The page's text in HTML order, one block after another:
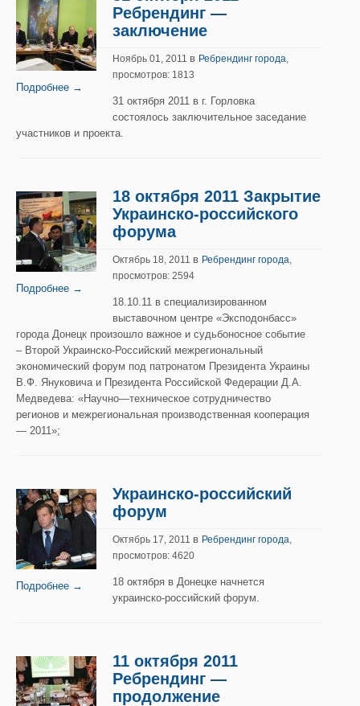
Подробнее →
Ребрендинг —
заключение
Ноябрь 01, 2011 в Ребрендинг города,
просмотров: 1813
31 октября 2011 в г. Горловка
состоялось заключительное заседание
участников и проекта.
Подробнее →
18 октября 2011 Закрытие
Украинско-российского
форума
Октябрь 18, 2011 в Ребрендинг города,
просмотров: 2594
18.10.11 в специализированном
выставочном центре «Эксподонбасс»
города Донецк произошло важное и судьбоносное событие
– Второй Украинско-Российский межрегиональный
экономический форум под патронатом Президента Украины
В.Ф. Януковича и Президента Российской Федерации Д.А.
Медведева: «Научно—техническое сотрудничество
регионов и межрегиональная производственная кооперация
— 2011»;
Подробнее →
Украинско-российский
форум
Октябрь 17, 2011 в Ребрендинг города,
просмотров: 4620
18 октября в Донецке начнется
украинско-российский форум.
11 октября 2011
Ребрендинг —
продолжение